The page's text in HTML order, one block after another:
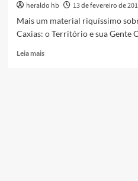
heraldo hb 13 de fevereiro de
Mais um material riquíssimo
Caxias: o Território e sua Gente
Leia maisRead